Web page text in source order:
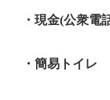
・現金(公衆電
・簡易トイレ